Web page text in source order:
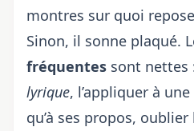
montres sur quoi
Sinon, il sonne plaqué.
fréquentes sont nettes
lyrique, l’appliquer à
qu’à ses propos,